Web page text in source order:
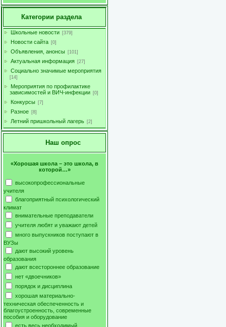
Категории раздела
Школьные новости [379]
Новости сайта [0]
Объявления, анонсы [101]
Актуальная информация [27]
Социально значимые мероприятия
[14]
Мероприятия по профилактике
зависимостей и ВИЧ-инфекции [0]
Конкурсы [7]
Разное [8]
Летний пришкольный лагерь [2]
Наш опрос
«Хорошая школа – это школа, в
которой…»
высокопрофессиональные
учителя
благоприятный психологический
климат
внимательные преподаватели
учителя любят и уважают детей
много выпускников поступают в
ВУЗы
дают высокий уровень
образования
дают всестороннее образование
нет «двоечников»
порядок и дисциплина
хорошая материально-
техническая обеспеченность и
благоустроенность, современные
пособия и оборудование
есть весь необходимый